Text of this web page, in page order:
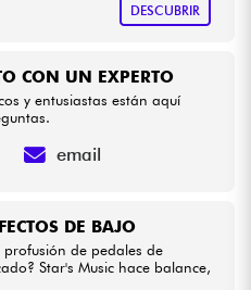
DESCUBRIR
DE BAJO
de pedales de
Star's Music hace balance,
CON UN EXPERTO
y entusiastas están aquí
email